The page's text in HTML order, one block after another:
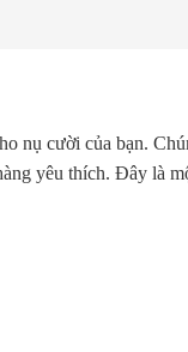
nụ cười của bạn.
yêu thích. Đây là